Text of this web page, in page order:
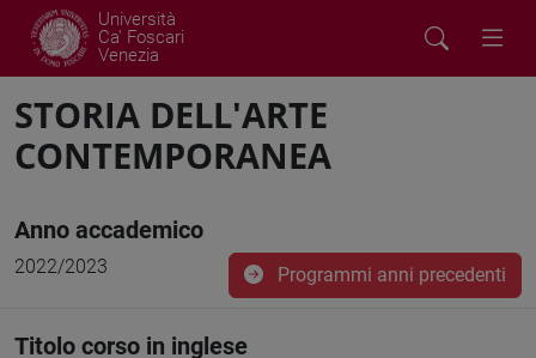
Università
Ca' Foscari
Venezia
STORIA DELL'ARTE
CONTEMPORANEA
Anno accademico
2022/2023 Programmi anni precedenti
Titolo corso in inglese